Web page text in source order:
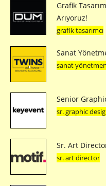
Grafik
Arıyoruz!
grafik tasarımcı
Sanat
sanat
Senior
sr. graphic
Sr. Art
sr. art director